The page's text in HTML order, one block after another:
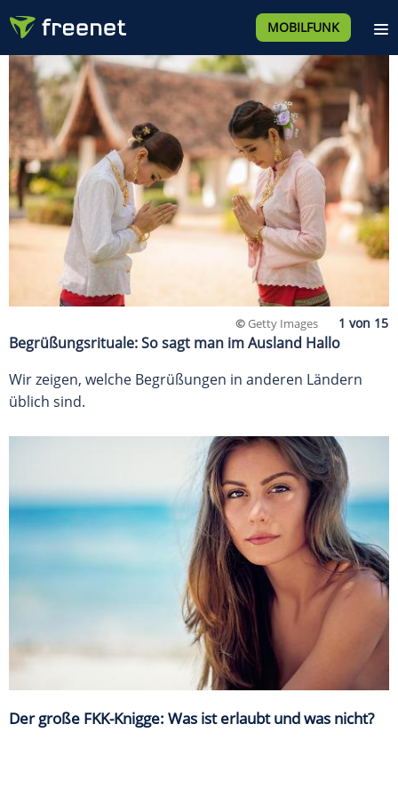
MOBILFUNK
©Getty Images
Begrüßungsrituale: So sagt man im Ausland Hallo
Wir zeigen, welche Begrüßungen in anderen Ländern
üblich sind.
Der große FKK-Knigge: Was ist erlaubt und was nicht?